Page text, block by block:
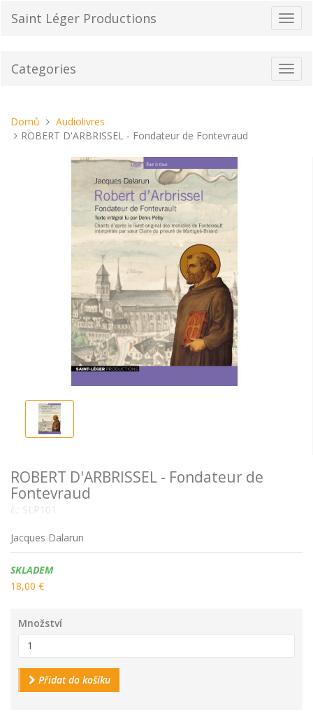
Saint Léger Productions
Categories
Nacházíte
se
Domů
Audiolivres
ROBERT D'ARBRISSEL - Fondateur de Fontevraud
ROBERT D'ARBRISSEL - Fondateur de
Fontevraud
č.: SLP101
Jacques Dalarun
Dostupnost:
SKLADEM
18,00 €
Množství
Přidat do košíku